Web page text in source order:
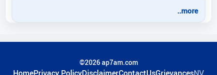
..more
©2026 ap7am.com